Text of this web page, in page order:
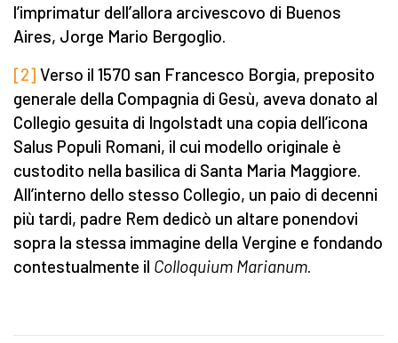
l’imprimatur dell’allora arcivescovo di Buenos
Aires, Jorge Mario Bergoglio.
[2] Verso il 1570 san Francesco Borgia, preposito
generale della Compagnia di Gesù, aveva donato al
Collegio gesuita di Ingolstadt una copia dell’icona
Salus Populi Romani, il cui modello originale è
custodito nella basilica di Santa Maria Maggiore.
All’interno dello stesso Collegio, un paio di decenni
più tardi, padre Rem dedicò un altare ponendovi
sopra la stessa immagine della Vergine e fondando
contestualmente il Colloquium Marianum.